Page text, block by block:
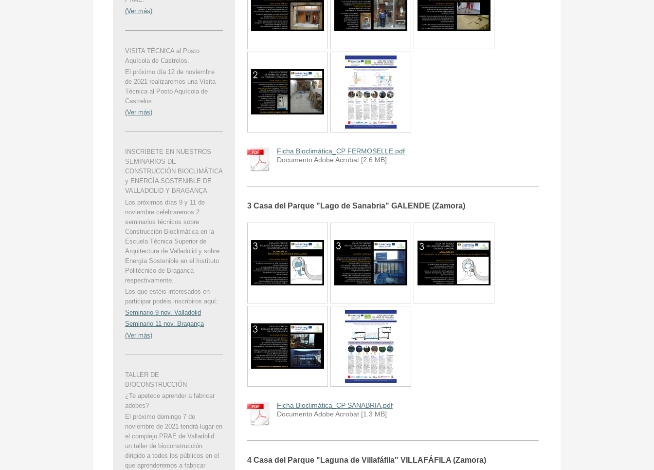
Ficha Bioclimática_CP FERMOSELLE.pdf
Documento Adobe Acrobat [2.6 MB]
3 Casa del Parque "Lago de Sanabria" GALENDE (Zamora)
Ficha Bioclimática_CP SANABRIA.pdf
Documento Adobe Acrobat [1.3 MB]
4 Casa del Parque "Laguna de Villafáfila" VILLAFÁFILA (Zamora)
(Ver más)
VISITA TÉCNICA al Posto
Aquícola de Castrelos.
El próximo día 12 de noviembre
de 2021 realizaremos una Visita
Técnica al Posto Aquícola de
Castrelos.
(Ver más)
INSCRIBETE EN NUESTROS
SEMINARIOS DE
CONSTRUCCIÓN BIOCLIMÁTICA
y ENERGÍA SOSTENIBLE DE
VALLADOLID Y BRAGANÇA
Los próximos días 9 y 11 de
noviembre celebraremos 2
seminarios técnicos sobre
Construcción Bioclimática en la
Escuela Técnica Superior de
Arquitectura de Valladolid y sobre
Energía Sostenible en el Instituto
Politécnico de Bragança
respectivamente.
Los que estéis interesados en
participar podéis inscribiros aquí:
Seminario 9 nov. Valladolid
Seminario 11 nov. Bragança
(Ver más)
TALLER DE
BIOCONSTRUCCIÓN
¿Te apetece aprender a fabricar
adobes?
El próximo domingo 7 de
noviembre de 2021 tendrá lugar en
el complejo PRAE de Valladolid
un taller de bioconstrucción
dirigido a todos los públicos en el
que aprenderemos a fabricar